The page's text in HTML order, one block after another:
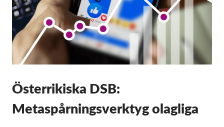
Tax deductability
Member Login
About us
FAQs
Österrikiska DSB:
Metaspårningsverktyg olagliga